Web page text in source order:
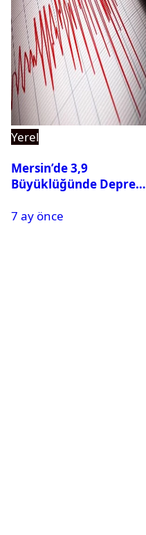
Yerel
Mersin’de 3,9
Büyüklüğünde Deprem
7 ay önce